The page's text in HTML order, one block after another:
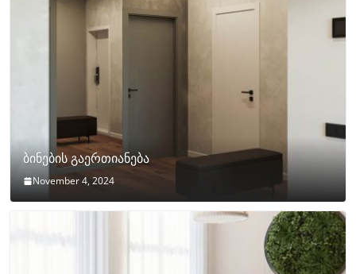
ბინების გაერთიანება
November 4, 2024